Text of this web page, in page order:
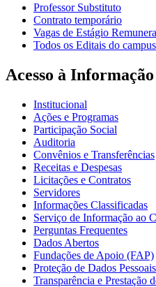
Professor Substituto
Contrato temporário
Vagas de Estágio
Todos os Editais do campus
Acesso à Informação
Institucional
Ações e Programas
Participação Social
Auditoria
Convênios e Transferências
Receitas e Despesas
Licitações e Contratos
Servidores
Informações Classificadas
Serviço de Informação ao
Perguntas Frequentes
Dados Abertos
Fundações de Apoio (FAP)
Proteção de Dados Pessoais
Transparência e Prestação